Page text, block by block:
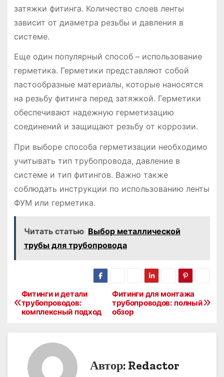
затяжки фитинга. Количество слоев ленты
зависит от диаметра резьбы и давления в
системе.
Еще один популярный способ – использование
герметика. Герметики представляют собой
пастообразные материалы, которые наносятся
на резьбу фитинга перед затяжкой. Герметики
обеспечивают надежную герметизацию
соединений и защищают резьбу от коррозии.
При выборе способа герметизации необходимо
учитывать тип трубопровода, давление в
системе и тип фитингов. Важно также
соблюдать инструкции по использованию ленты
ФУМ или герметика.
Читать статью Выбор металлической
трубы для трубопровода
Н
Фитинги для монтажа
трубопроводов: полный
обзор
Фитинги и детали
трубопроводов:
комплексный подход
Автор: Redactor